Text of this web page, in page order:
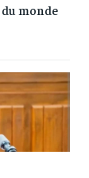
du monde